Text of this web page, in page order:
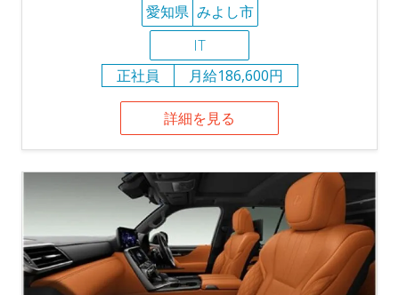
愛知県 みよし市
IT
正社員
月給186,600円
詳細を見る